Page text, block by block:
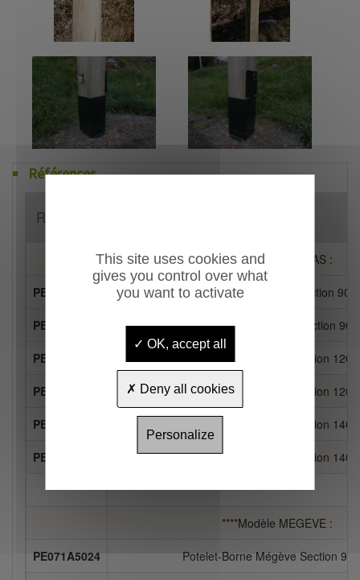
Références
Référence
****Modèle GARGAS :
PE071A5026 Potelet -Borne Gargas Section 90
PE072A5026 Potelet-Borne Gargas Section
PE071B5026 Potelet-Borne Gargas Section
PE072B5026 Potelet-Borne Gargas Section
PE071C5026 Potelet-Borne Gargas Section
PE072C5026 Potelet-Borne Gargas Section
****Modèle MEGEVE :
PE071A5024 Potelet-Borne Mégève Section
This site uses cookies and
gives you control over what
you want to activate
OK, accept all
Deny all cookies
Personalize